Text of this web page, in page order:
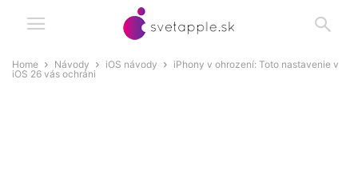
Home Návody iOS návody
iPhony v ohrození: Toto nastavenie v
iOS 26 vás ochráni